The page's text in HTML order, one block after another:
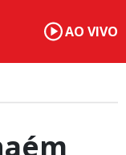
AO VIVO